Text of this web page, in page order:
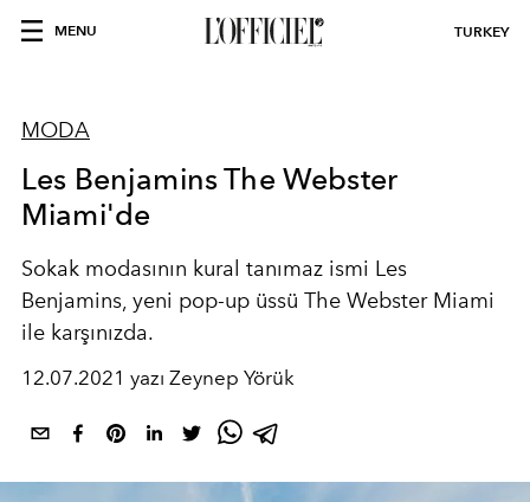
MENU TURKEY
MODA
Les Benjamins The Webster
Miami'de
Sokak modasının kural tanımaz ismi Les
Benjamins, yeni pop-up üssü The Webster Miami
ile karşınızda.
12.07.2021 yazı Zeynep Yörük